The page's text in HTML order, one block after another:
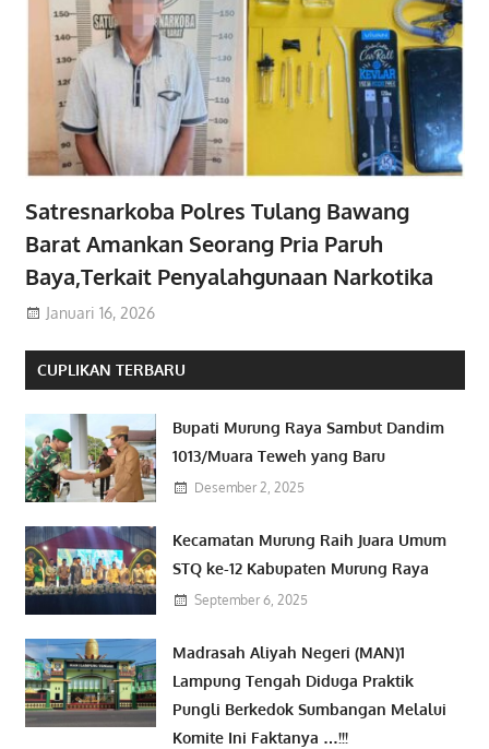
Satresnarkoba Polres Tulang Bawang
Barat Amankan Seorang Pria Paruh
Baya,Terkait Penyalahgunaan Narkotika
Januari 16, 2026
CUPLIKAN TERBARU
Bupati Murung Raya Sambut Dandim
1013/Muara Teweh yang Baru
Desember 2, 2025
Kecamatan Murung Raih Juara Umum
STQ ke-12 Kabupaten Murung Raya
September 6, 2025
Madrasah Aliyah Negeri (MAN)1
Lampung Tengah Diduga Praktik
Pungli Berkedok Sumbangan Melalui
Komite Ini Faktanya …!!!